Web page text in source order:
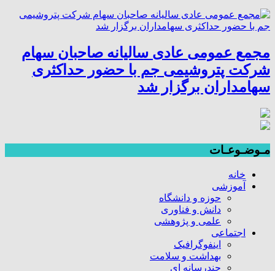
مجمع عمومی عادی سالیانه صاحبان سهام
شرکت پتروشیمی جم با حضور حداکثری
سهامداران برگزار شد
مـوضـوعـات
خانه
آموزشی
حوزه و دانشگاه
دانش و فناوری
علمی و پژوهشی
اجتماعی
اینفوگرافیک
بهداشت و سلامت
چندرسانه ای